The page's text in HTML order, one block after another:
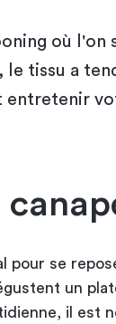
où l'on
tissu a
pour se
un
il est